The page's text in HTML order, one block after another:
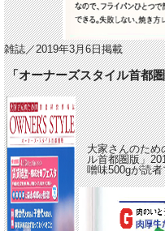
雑誌／2019年3月6日掲載
「オーナーズスタイル首都
大家さんのため
ル首都圏版」
噌味500gが読